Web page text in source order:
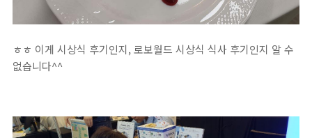
ㅎㅎ 이게 시상식 후기인지, 로보월드 시상식 식사 후기인지 알 수
없습니다^^